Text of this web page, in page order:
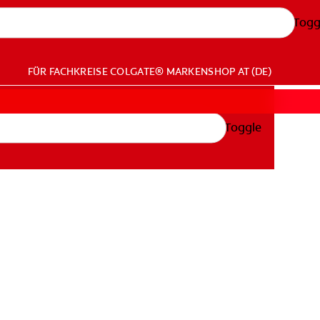
FÜR FACHKREISECOLGATE® MARKENSHOP AT (DE)
Toggle